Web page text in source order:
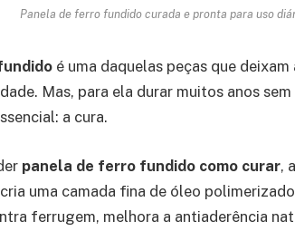
Panela de ferro fundido curada e pronta para uso
é uma daquelas peças que
Mas, para ela durar muitos anos
a cura.
panela de ferro fundido como curar,
uma camada fina de óleo
ferrugem, melhora a antiaderência